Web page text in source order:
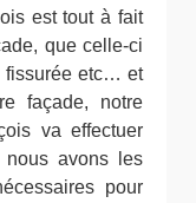
est tout à fait
que celle-ci
fissurée etc… et
façade, notre
va effectuer
nous avons les
pour